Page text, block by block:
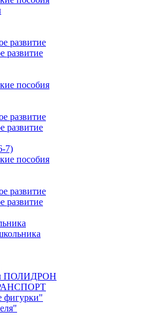
развитие
развитие
пособия
развитие
развитие
7)
пособия
развитие
развитие
ПОЛИДРОН
фигурки"